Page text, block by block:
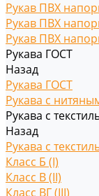
Рукав ПВХ
Рукав ПВХ
Рукав ПВХ
Рукава ГОСТ
Назад
Рукава ГОСТ
Рукава с
Рукава с
Назад
Рукава с
Класс Б (I)
Класс В (II)
Класс ВГ (III)